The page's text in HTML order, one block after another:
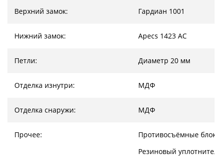
Верхний замок: Гардиан 1001
Нижний замок: Apecs 1423 AC
Петли: Диаметр 20 мм
Отделка изнутри: МДФ
Отделка снаружи: МДФ
Прочее:
Противосъёмные
Резиновый